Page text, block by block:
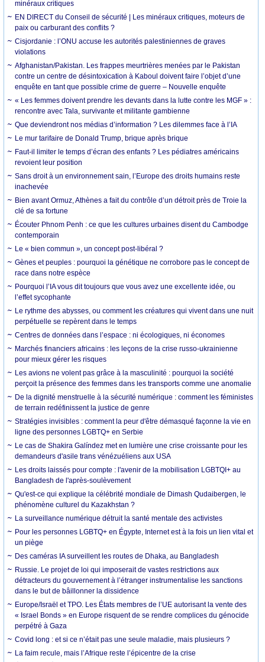
minéraux critiques
EN DIRECT du Conseil de sécurité | Les minéraux critiques, moteurs de
paix ou carburant des conflits ?
Cisjordanie : l’ONU accuse les autorités palestiniennes de graves
violations
Afghanistan/Pakistan. Les frappes meurtrières menées par le Pakistan
contre un centre de désintoxication à Kaboul doivent faire l’objet d’une
enquête en tant que possible crime de guerre – Nouvelle enquête
« Les femmes doivent prendre les devants dans la lutte contre les MGF » :
rencontre avec Tala, survivante et militante gambienne
Que deviendront nos médias d’information ? Les dilemmes face à l’IA
Le mur tarifaire de Donald Trump, brique après brique
Faut-il limiter le temps d’écran des enfants ? Les pédiatres américains
revoient leur position
Sans droit à un environnement sain, l’Europe des droits humains reste
inachevée
Bien avant Ormuz, Athènes a fait du contrôle d’un détroit près de Troie la
clé de sa fortune
Écouter Phnom Penh : ce que les cultures urbaines disent du Cambodge
contemporain
Le « bien commun », un concept post-libéral ?
Gènes et peuples : pourquoi la génétique ne corrobore pas le concept de
race dans notre espèce
Pourquoi l’IA vous dit toujours que vous avez une excellente idée, ou
l’effet sycophante
Le rythme des abysses, ou comment les créatures qui vivent dans une nuit
perpétuelle se repèrent dans le temps
Centres de données dans l’espace : ni écologiques, ni économes
Marchés financiers africains : les leçons de la crise russo-ukrainienne
pour mieux gérer les risques
Les avions ne volent pas grâce à la masculinité : pourquoi la société
perçoit la présence des femmes dans les transports comme une anomalie
De la dignité menstruelle à la sécurité numérique : comment les féministes
de terrain redéfinissent la justice de genre
Stratégies invisibles : comment la peur d'être démasqué façonne la vie en
ligne des personnes LGBTQ+ en Serbie
Le cas de Shakira Galíndez met en lumière une crise croissante pour les
demandeurs d'asile trans vénézuéliens aux USA
Les droits laissés pour compte : l'avenir de la mobilisation LGBTQI+ au
Bangladesh de l'après-soulèvement
Qu'est-ce qui explique la célébrité mondiale de Dimash Qudaibergen, le
phénomène culturel du Kazakhstan ?
La surveillance numérique détruit la santé mentale des activistes
Pour les personnes LGBTQ+ en Égypte, Internet est à la fois un lien vital et
un piège
Des caméras IA surveillent les routes de Dhaka, au Bangladesh
Russie. Le projet de loi qui imposerait de vastes restrictions aux
détracteurs du gouvernement à l’étranger instrumentalise les sanctions
dans le but de bâillonner la dissidence
Europe/Israël et TPO. Les États membres de l’UE autorisant la vente des
« Israel Bonds » en Europe risquent de se rendre complices du génocide
perpétré à Gaza
Covid long : et si ce n’était pas une seule maladie, mais plusieurs ?
La faim recule, mais l’Afrique reste l’épicentre de la crise